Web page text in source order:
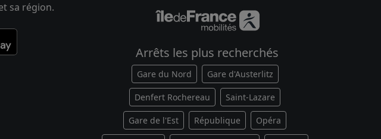
sa région.
Arrêts les plus recherchés
Gare du Nord Gare d'Austerlitz
Denfert Rochereau Saint-Lazare
Gare de l'Est République Opéra